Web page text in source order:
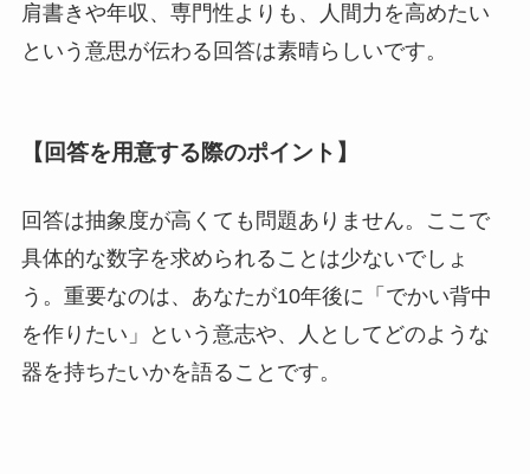
肩書きや年収、専門性よりも、人間力を高めたい
という意思が伝わる回答は素晴らしいです。
【回答を用意する際のポイント】
回答は抽象度が高くても問題ありません。ここで
具体的な数字を求められることは少ないでしょ
う。重要なのは、あなたが10年後に「でかい背中
を作りたい」という意志や、人としてどのような
器を持ちたいかを語ることです。